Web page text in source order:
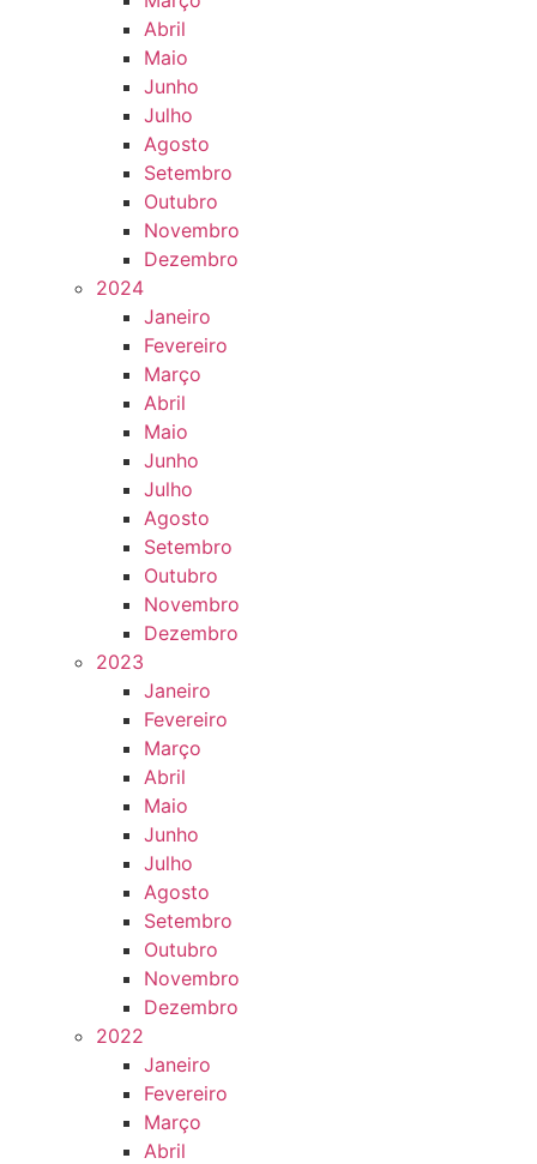
Abril
Maio
Junho
Julho
Agosto
Setembro
Outubro
Novembro
Dezembro
2024
Janeiro
Fevereiro
Março
Abril
Maio
Junho
Julho
Agosto
Setembro
Outubro
Novembro
Dezembro
2023
Janeiro
Fevereiro
Março
Abril
Maio
Junho
Julho
Agosto
Setembro
Outubro
Novembro
Dezembro
2022
Janeiro
Fevereiro
Março
Abril